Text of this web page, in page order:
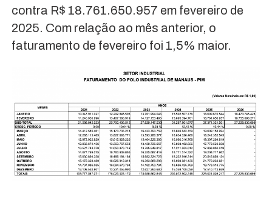
contra R$ 18.761.650.957 em fevereiro de
2025. Com relação ao mês anterior, o
faturamento de fevereiro foi 1,5% maior.